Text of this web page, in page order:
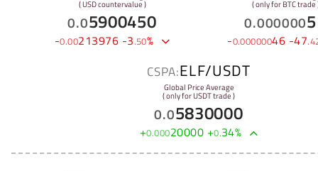
( USD countervalue )
0.05900450
-0.00213976 -3.50%
( only for BTC trade
0.000000
-0.00000046 -47.
CSPA:ELF/USDT
Global Price Average
( only for USDT trade )
0.05830000
+0.00020000 +0.34%